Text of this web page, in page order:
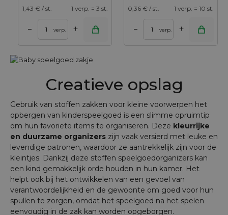
1,43 € / st. 1 verp. = 3 st.
– verp. +
0,36 € / st. 1 verp. = 10 st.
– verp. +
Creatieve opslag
Gebruik van stoffen zakken voor kleine voorwerpen het
opbergen van kinderspeelgoed is een slimme opruimtip
om hun favoriete items te organiseren. Deze kleurrijke
en duurzame organizers zijn vaak versierd met leuke en
levendige patronen, waardoor ze aantrekkelijk zijn voor de
kleintjes. Dankzij deze stoffen speelgoedorganizers kan
een kind gemakkelijk orde houden in hun kamer. Het
helpt ook bij het ontwikkelen van een gevoel van
verantwoordelijkheid en de gewoonte om goed voor hun
spullen te zorgen, omdat het speelgoed na het spelen
eenvoudig in de zak kan worden opgeborgen.